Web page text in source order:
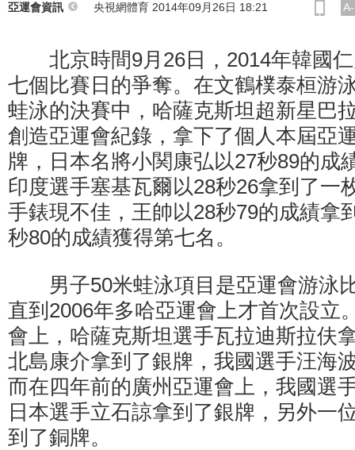
亞運會資訊 央視網體育 2014年09月26日 18:21 A-
北京時間9月26日，2014年韓國仁
七個比賽日的爭奪。在文鶴樸泰桓游
蛙泳的決賽中，哈薩克斯坦超新星巴
創造亞運會紀錄，拿下了個人本屆亞
牌，日本名將小関康弘以27秒89的成
印度選手塞基瓦爾以28秒26拿到了一
手錶現不佳，王帥以28秒79的成績拿
秒80的成績獲得第七名。
男子50米蛙泳項目是亞運會游泳
直到2006年多哈亞運會上才首次設立
會上，哈薩克斯坦選手瓦拉迪斯拉伕
北島康介拿到了銀牌，我國選手汪海
而在四年前的廣州亞運會上，我國選
日本選手立石諒拿到了銀牌，另外一
到了銅牌。